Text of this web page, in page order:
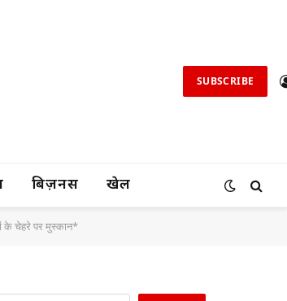
SUBSCRIBE
बिज़नस खेल
के चेहरे पर मुस्कान*